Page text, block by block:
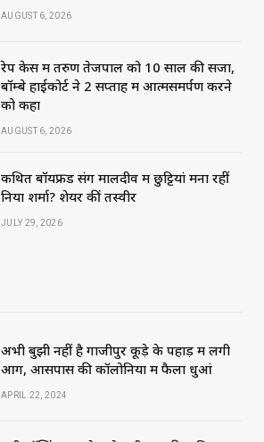
AUGUST 6, 2026
रेप केस में तरुण तेजपाल को 10 साल की सजा,
बॉम्बे हाईकोर्ट ने 2 सप्ताह में आत्मसमर्पण करने
को कहा
AUGUST 6, 2026
कथित बॉयफ्रेंड संग मालदीव में छुट्टियां मना रहीं
निया शर्मा? शेयर कीं तस्वीरें
JULY 29, 2026
अभी बुझी नहीं है गाजीपुर कूड़े के पहाड़ में लगी
आग, आसपास की कॉलोनियों में फैला धुआं
APRIL 22, 2024